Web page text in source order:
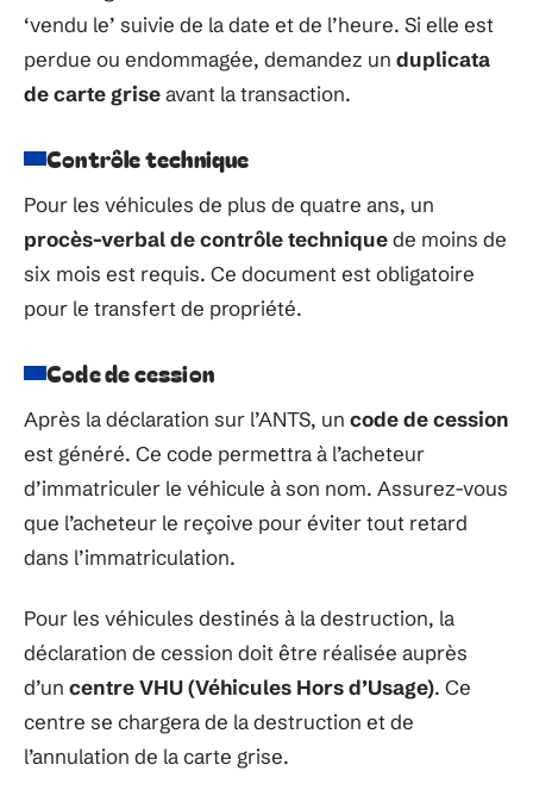
‘vendu le’ suivie de la date et de l’heure. Si elle est
perdue ou endommagée, demandez un duplicata
de carte griseavant la transaction.
Contrôle technique
Pour les véhicules de plus de quatre ans, un
procès-verbal de contrôle techniquede moins de
six mois est requis. Ce document est obligatoire
pour le transfert de propriété.
Code de cession
Après la déclaration sur l’ANTS, un code de cession
est généré. Ce code permettra à l’acheteur
d’immatriculer le véhicule à son nom. Assurez-vous
que l’acheteur le reçoive pour éviter tout retard
dans l’immatriculation.
Pour les véhicules destinés à la destruction, la
déclaration de cession doit être réalisée auprès
d’un centre VHU (Véhicules Hors d’Usage). Ce
centre se chargera de la destruction et de
l’annulation de la carte grise.